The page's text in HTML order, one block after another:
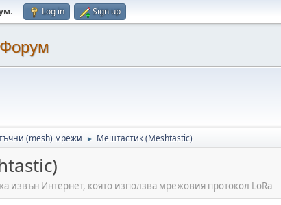
. Log in Sign up
(mesh) мрежи ► Мештастик (Meshtastic)
извън Интернет, която използва мрежовия протокол LoRa